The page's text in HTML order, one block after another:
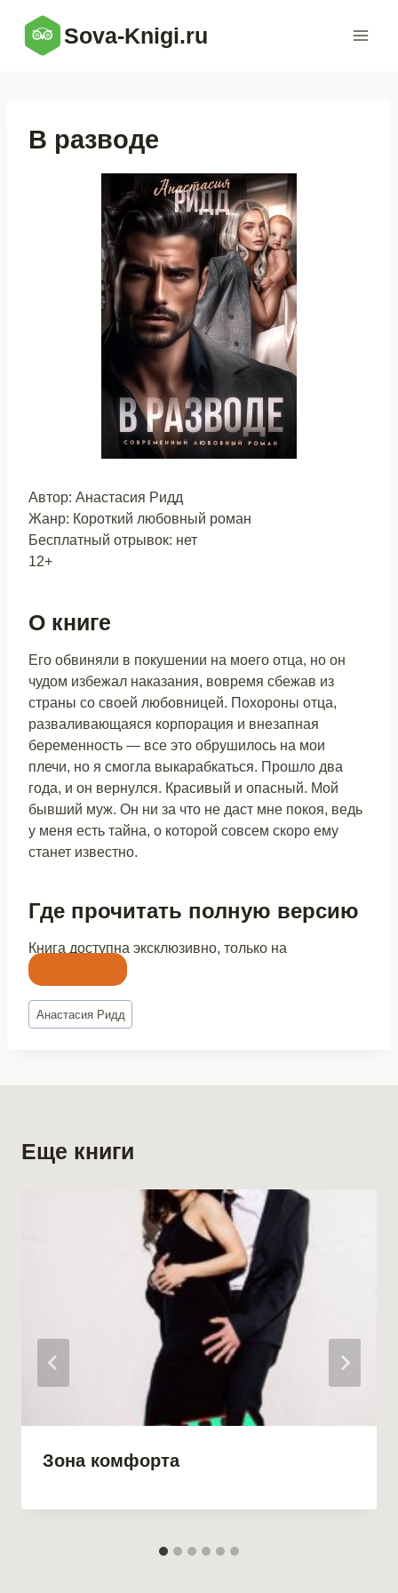
содержимому
Sova-Knigi.ru
В разводе
Автор: Анастасия Ридд
Жанр: Короткий любовный роман
Бесплатный отрывок: нет
12+
О книге
Его обвиняли в покушении на моего отца, но он
чудом избежал наказания, вовремя сбежав из
страны со своей любовницей. Похороны отца,
разваливающаяся корпорация и внезапная
беременность — все это обрушилось на мои
плечи, но я смогла выкарабкаться. Прошло два
года, и он вернулся. Красивый и опасный. Мой
бывший муж. Он ни за что не даст мне покоя, ведь
у меня есть тайна, о которой совсем скоро ему
станет известно.
Где прочитать полную версию
Книга доступна эксклюзивно, только на
Метки
записи:
Анастасия Ридд
Еще книги
Зона комфорта